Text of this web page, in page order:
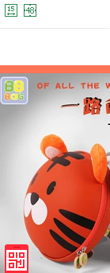
包定做儿童幼儿园书